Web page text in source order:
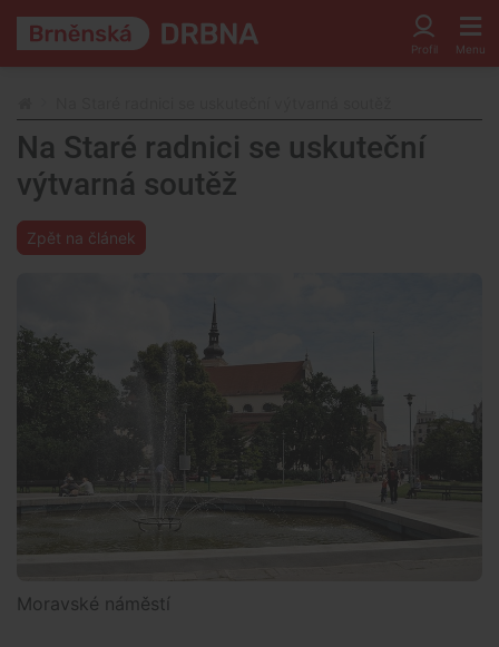
Na Staré radnici se uskuteční
výtvarná soutěž
Zpět na článek
Moravské náměstí